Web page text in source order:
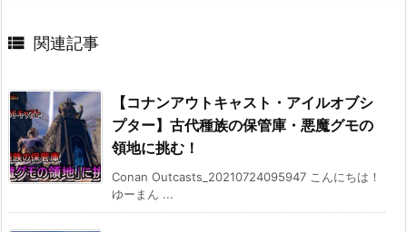
 関連記事
【コナンアウトキャスト・アイルオブシ
プター】古代種族の保管庫・悪魔グモの
領地に挑む！
Conan Outcasts_20210724095947 こんにちは！
ゆーまん ...